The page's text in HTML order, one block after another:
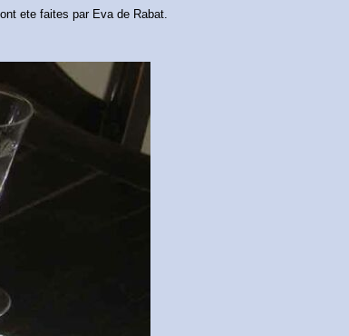
ete faites par Eva de Rabat.